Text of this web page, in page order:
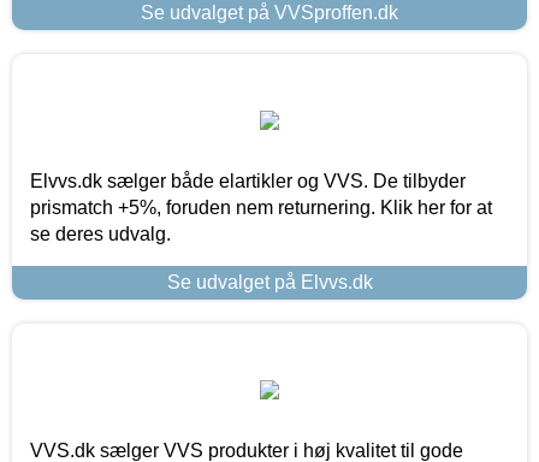
Se udvalget på VVSproffen.dk
Elvvs.dk sælger både elartikler og VVS. De tilbyder
prismatch +5%, foruden nem returnering. Klik her for at
se deres udvalg.
Se udvalget på Elvvs.dk
VVS.dk sælger VVS produkter i høj kvalitet til gode